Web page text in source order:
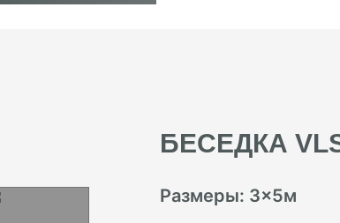
БЕСЕДКА
Размеры: 3×5м